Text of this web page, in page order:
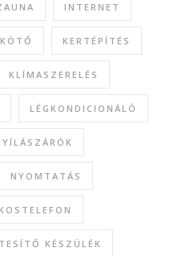
INTERNET
KERTÉPÍTÉS
KLÍMASZERELÉS
LÉGKONDICIONÁLÓ
NYOMTATÁS
KÉSZÜLÉK